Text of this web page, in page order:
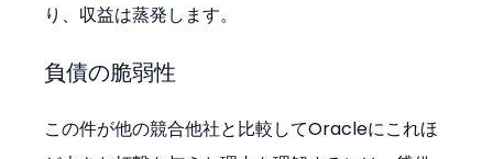
り、収益は蒸発します。
負債の脆弱性
この件が他の競合他社と比較してOracleにこれほ